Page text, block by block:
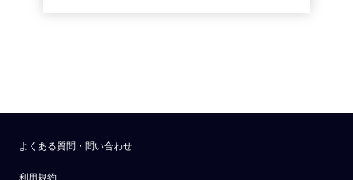
よくある質問・問い合わせ
利用規約